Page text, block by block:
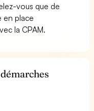
vous que de
en place
la CPAM.